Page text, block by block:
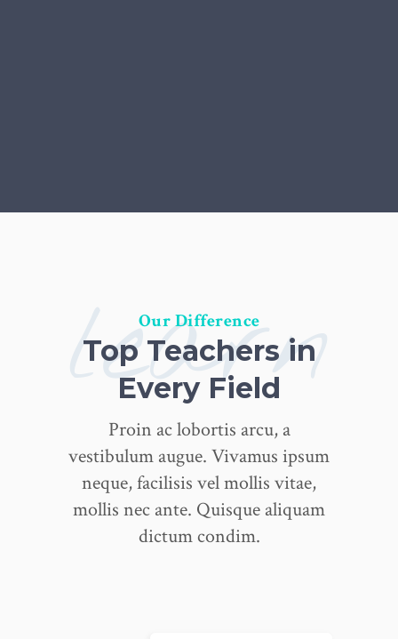
learn
Our Difference
Top Teachers in
Every Field
Proin ac lobortis arcu, a
vestibulum augue. Vivamus ipsum
neque, facilisis vel mollis vitae,
mollis nec ante. Quisque aliquam
dictum condim.